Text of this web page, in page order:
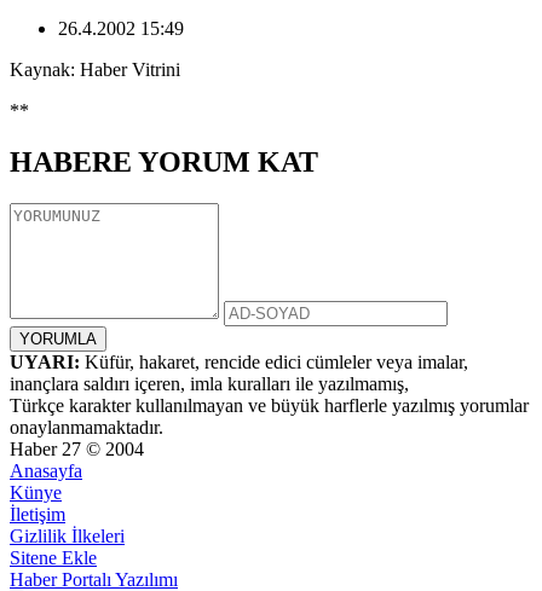
26.4.2002 15:49
Kaynak: Haber Vitrini
**
HABERE YORUM KAT
UYARI: Küfür, hakaret, rencide edici cümleler veya imalar,
inançlara saldırı içeren, imla kuralları ile yazılmamış,
Türkçe karakter kullanılmayan ve büyük harflerle yazılmış yorumlar
onaylanmamaktadır.
Haber 27 © 2004
Anasayfa
Künye
İletişim
Gizlilik İlkeleri
Sitene Ekle
Haber Portalı Yazılımı